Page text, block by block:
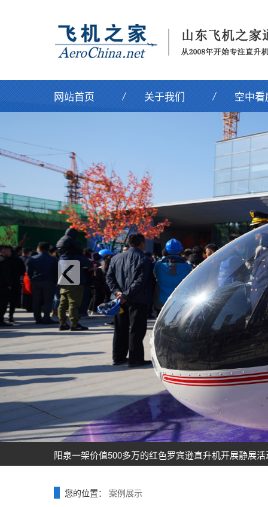
网站首页 关于我们 空中看
飞机之家龙虎山清明节踏青之旅正式开启
飞机之家空中广告引爆山西吕梁中阳县上空
飞机之家集团正式签约独家承包运营新疆玉其塔什景
阳泉一架价值500多万的红色罗宾逊直升机开展静展活
济南一小伙新婚现场，租价值500多万的直升机助阵
张家口直升机草原天路空中旅游正式开启
飞机之家出动三架直升机进行大地区农喷作业
价值近600万的罗宾逊R44开始空中飞播造林
您的位置： 案例展示